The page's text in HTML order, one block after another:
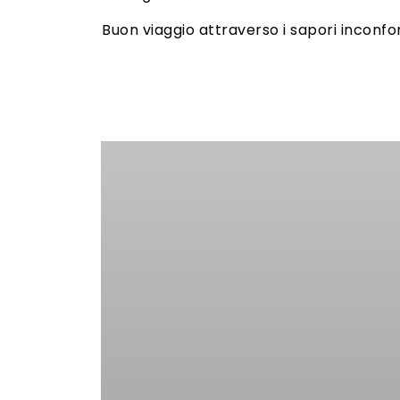
Buon viaggio attraverso i sapori